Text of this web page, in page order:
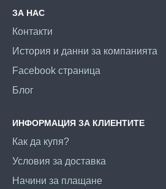
ЗА НАС
Контакти
История и данни за компанията
Facebook страница
Блог
ИНФОРМАЦИЯ ЗА КЛИЕНТИТЕ
Как да купя?
Условия за доставка
Начини за плащане